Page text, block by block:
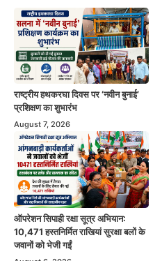
राष्ट्रीय हथकरघा दिवस पर ‘नवीन बुनाई’
प्रशिक्षण का शुभारंभ
August 7, 2026
ऑपरेशन सिपाही रक्षा सूत्र अभियान:
10,471 हस्तनिर्मित राखियां सुरक्षा बलों के
जवानों को भेजी गईं